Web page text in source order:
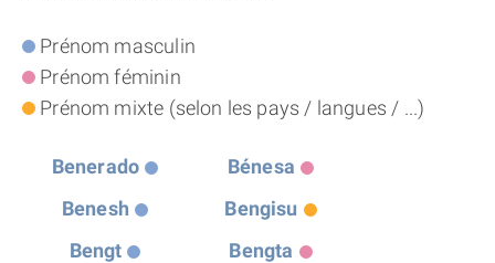
Prénom masculin
Prénom féminin
Prénom mixte (selon les pays / langues / ...)
Benerado
Bénesa
Benesh
Bengisu
Bengt
Bengta
EXPLORER LA NUMÉROLOGIE
70.000 PRÉNOMS